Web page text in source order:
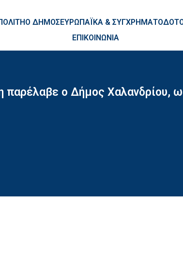
Ο ΔΗΜΟΣΕΥΡΩΠΑΪΚΑ &
ΕΠΙΚΟΙΝΩΝΙΑ
ο Δήμος Χαλανδρίου,